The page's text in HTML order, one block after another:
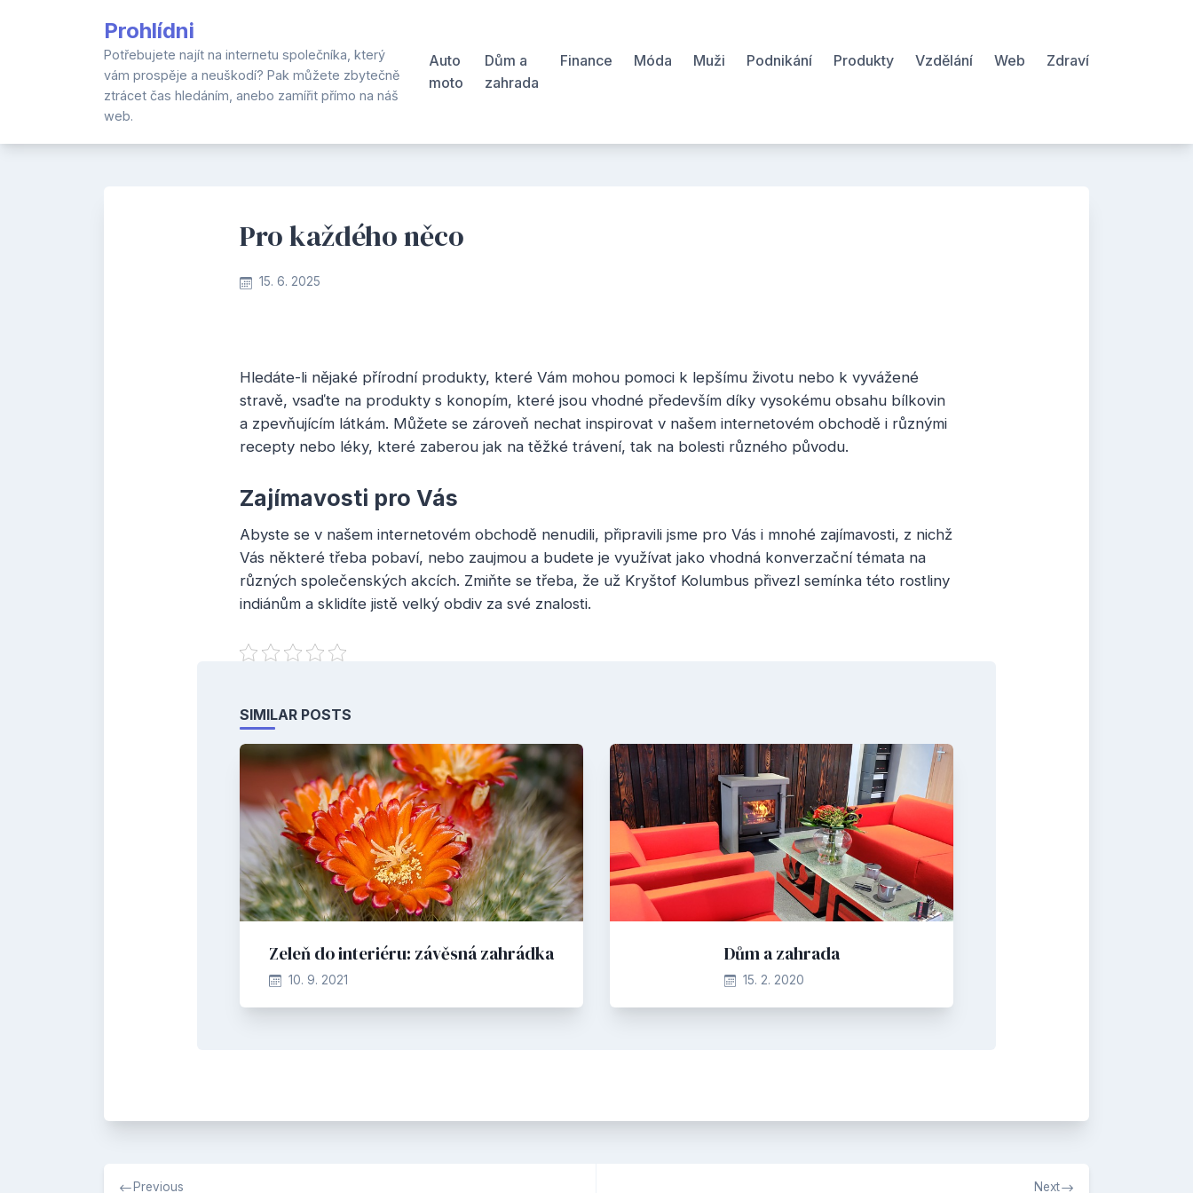
Prohlídni
Potřebujete najít na internetu společníka, který
vám prospěje a neuškodí? Pak můžete zbytečně
ztrácet čas hledáním, anebo zamířit přímo na náš
web.
Auto
moto
Dům a
zahrada
Finance Móda Muži Podnikání Produkty Vzdělání Web Zdraví
Pro každého něco
15. 6. 2025
Hledáte-li nějaké přírodní produkty, které Vám mohou pomoci k lepšímu životu nebo k vyvážené
stravě, vsaďte na produkty s konopím, které jsou vhodné především díky vysokému obsahu bílkovin
a zpevňujícím látkám. Můžete se zároveň nechat inspirovat v našem internetovém obchodě i různými
recepty nebo léky, které zaberou jak na těžké trávení, tak na bolesti různého původu.
Zajímavosti pro Vás
Abyste se v našem internetovém obchodě nenudili, připravili jsme pro Vás i mnohé zajímavosti, z nichž
Vás některé třeba pobaví, nebo zaujmou a budete je využívat jako vhodná konverzační témata na
různých společenských akcích. Zmiňte se třeba, že už Kryštof Kolumbus přivezl semínka této rostliny
indiánům a sklidíte jistě velký obdiv za své znalosti.
SIMILAR POSTS
Zeleň do interiéru: závěsná zahrádka
10. 9. 2021
Dům a zahrada
15. 2. 2020
Navigace
Previous Next